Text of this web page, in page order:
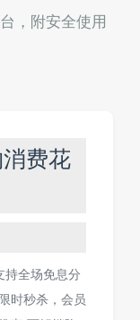
，附安全使用
费花
持全场免息分
时秒杀，会员